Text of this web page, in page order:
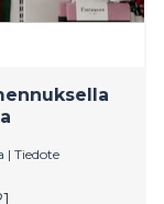
| Tiedote